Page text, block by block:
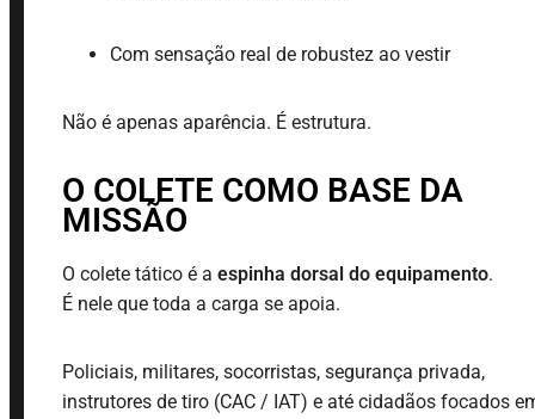
Com sensação real de robustez ao vestir
Não é apenas aparência. É estrutura.
O COLETE COMO BASE DA
MISSÃO
O colete tático é a espinha dorsal do equipamento.
É nele que toda a carga se apoia.
Policiais, militares, socorristas, segurança privada,
instrutores de tiro (CAC / IAT) e até cidadãos focados